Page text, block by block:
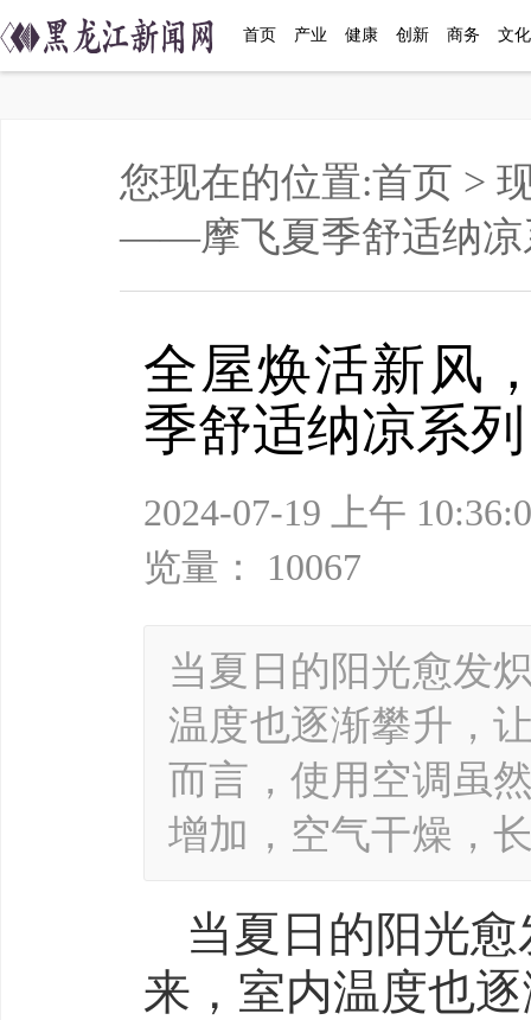
首页 产业 健康 创新 商务 文化
您现在的位置:首页 >
——摩飞夏季舒适纳凉
全屋焕活新风
季舒适纳凉系列
2024-07-19 上午
览量： 10067
当夏日的阳光愈发
温度也逐渐攀升，
而言，使用空调虽
增加，空气干燥，
当夏日的阳光
来，室内温度也